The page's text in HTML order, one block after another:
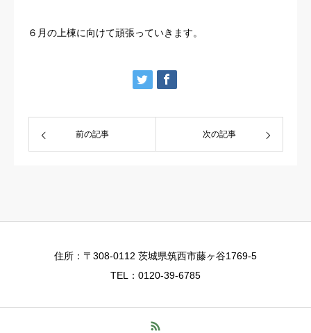
６月の上棟に向けて頑張っていきます。
前の記事 次の記事
住所：〒308-0112 茨城県筑西市藤ヶ谷1769-5
TEL：0120-39-6785